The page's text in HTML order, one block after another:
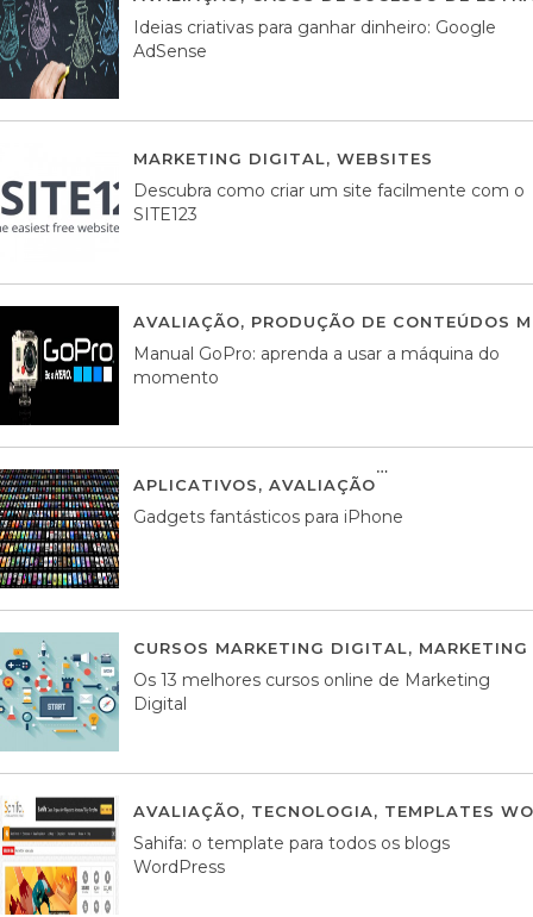
Ideias criativas para ganhar dinheiro: Google
AdSense
MARKETING DIGITAL, WEBSITES
Descubra como criar um site facilmente com o
SITE123
AVALIAÇÃO, PRODUÇÃO DE CONTEÚDOS
Manual GoPro: aprenda a usar a máquina do
momento
APLICATIVOS, AVALIAÇÃO
Gadgets fantásticos para iPhone
CURSOS MARKETING DIGITAL,
Os 13 melhores cursos online de Marketing
Digital
AVALIAÇÃO, TECNOLOGIA, TEMPLATES
Sahifa: o template para todos os blogs
WordPress